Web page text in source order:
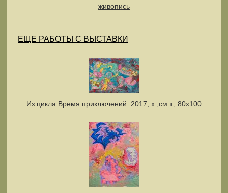
живопись
ЕЩЕ РАБОТЫ С ВЫСТАВКИ
Из цикла Время приключений. 2017, х.,см.т., 80х100